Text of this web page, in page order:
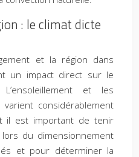
: le climat dicte
et la région dans
un impact direct sur le
et les
considérablement
il est important de tenir
du dimensionnement
et pour déterminer la